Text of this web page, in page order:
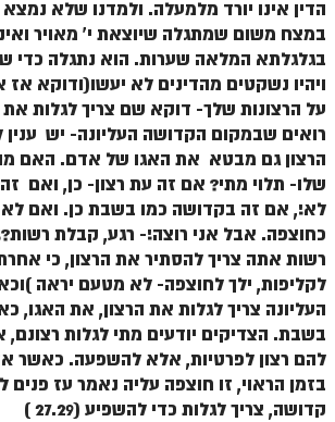
הדין אינו יורד מלמעלה. ולמדנו שלא
במצח משום שמתגלה שיוצאת י' מאויר
בגלגלתא המלאה שערות. הוא נתגלה כדי
ויהיו נשקטים מהדינים לא יעשו(ודוקא
על הרצונות שלך- דוקא שם צריך לגלות את
רואים שבמקום הקדושה העליונה- יש ענין
הרצון גם מבטא את האגו של אדם. האם
שלו- תלוי מתי? אם זה עת רצון- כן, ואם
לא!, אם זה בקדושה כמו בשבת כן. ואם לא
כחוצפה. אבל אני רוצה!- רגע, קבלת
רשות אתה צריך להסתיר את הרצון, כי אחרת
לקליפות, ילך לחוצפה- לא מטעם יראה
העליונה צריך לגלות את הרצון, את האגו,
בשבת. הצדיקים יודעים מתי לגלות
להם רצון לפרטיות, אלא להשפעה. כאשר
בזמן הראוי, זו חוצפה עליה נאמר עז פנים
קדושה, צריך לגלות כדי להשפיע (27.29 )